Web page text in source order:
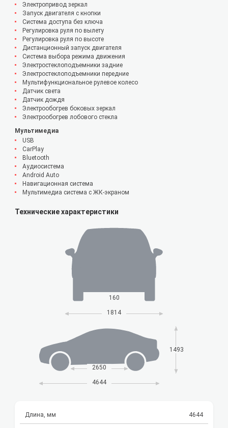
Электропривод зеркал
Запуск двигателя с кнопки
Система доступа без ключа
Регулировка руля по вылету
Регулировка руля по высоте
Дистанционный запуск двигателя
Система выбора режима движения
Электростеклоподъемники задние
Электростеклоподъемники передние
Мультифункциональное рулевое колесо
Датчик света
Датчик дождя
Электрообогрев боковых зеркал
Электрообогрев лобового стекла
Мультимедиа
USB
CarPlay
Bluetooth
Аудиосистема
Android Auto
Навигационная система
Мультимедиа система с ЖК-экраном
Технические характеристики
160
1814
2650
1493
4644
Длина, мм 4644